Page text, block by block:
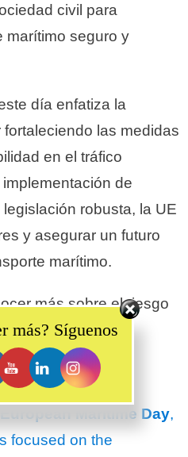
civil para
marítimo seguro y
día enfatiza la
las medidas
en el tráfico
de
robusta, la UE
y asegurar un futuro
marítimo.
más sobre el riesgo
European Maritime Day,
focused on the
más? Síguenos
Channel ID